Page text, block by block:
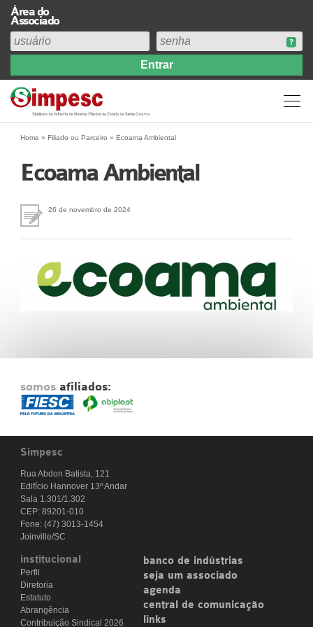
Área do
Associado
Institucional
Perfil
Diretoria
Abrangência
Acervo
Links
VAGAS
Home » Filiado ou Parceiro » Ecoama Ambiental
Ecoama Ambiental
26 de novembro de 2024
somos afiliados:
Simpesc
Rua Abdon Batista, 121
Edifício Hannover 13º Andar
Sala 1.301/1.302
CEP: 89201-010
Fone: (47) 3013-1454
Joinville/SC
institucional
Perfil
Diretoria
Estatuto
Abrangência
Contribuição Sindical 2026
banco de indústrias
seja um associado
agenda
central de comunicação
links